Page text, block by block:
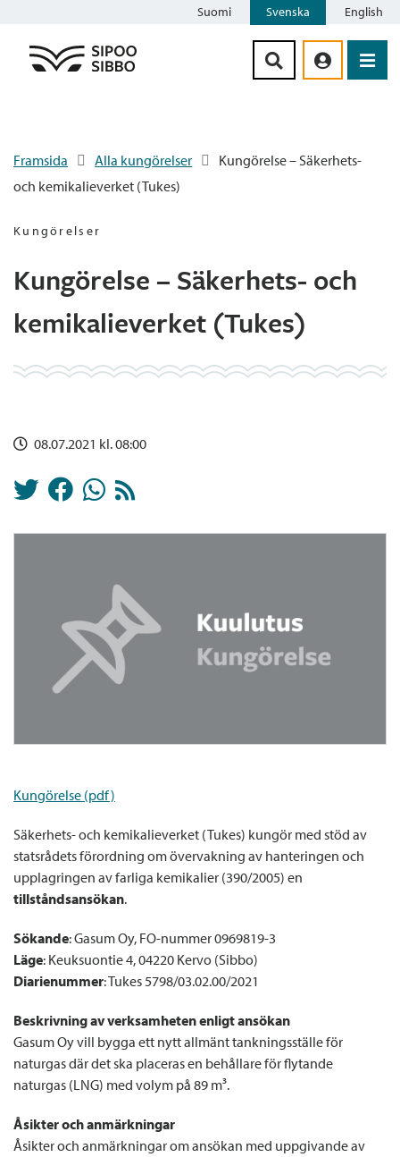
Suomi Svenska English
Framsida Alla kungörelser
Kungörelse – Säkerhets-
och kemikalieverket (Tukes)
Kungörelser
Kungörelse – Säkerhets- och
kemikalieverket (Tukes)
08.07.2021 kl. 08:00
Kungörelse (pdf)
Säkerhets- och kemikalieverket (Tukes) kungör med stöd av
statsrådets förordning om övervakning av hanteringen och
upplagringen av farliga kemikalier (390/2005) en
tillståndsansökan.
Sökande: Gasum Oy, FO-nummer 0969819-3
Läge: Keuksuontie 4, 04220 Kervo (Sibbo)
Diarienummer: Tukes 5798/03.02.00/2021
Beskrivning av verksamheten enligt ansökan
Gasum Oy vill bygga ett nytt allmänt tankningsställe för
naturgas där det ska placeras en behållare för flytande
naturgas (LNG) med volym på 89 m³.
Åsikter och anmärkningar
Åsikter och anmärkningar om ansökan med uppgivande av